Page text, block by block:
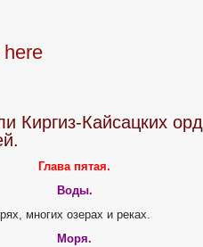
here
Киргиз-Кайсацких
Глава пятая.
Воды.
многих озерах и реках.
Моря.